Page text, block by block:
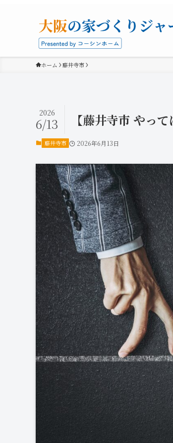
ホーム 藤井寺市
【藤井寺市 やっ
2026
6/13
藤井寺市 2026年6月13日